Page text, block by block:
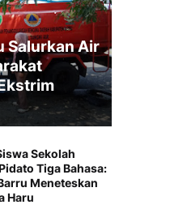
Salurkan Air
Sekolah
Tiga Bahasa:
Meneteskan
Haru